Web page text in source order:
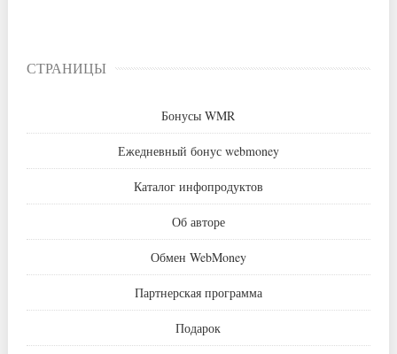
СТРАНИЦЫ
Бонусы WMR
Ежедневный бонус webmoney
Каталог инфопродуктов
Об авторе
Обмен WebMoney
Партнерская программа
Подарок